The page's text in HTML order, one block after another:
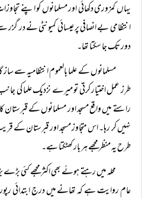
یہاں کمزوری دکھائی اور مسلمانوں کو
انتظامی بے انصافی پر عیسائی کمیونٹی نے در گزر
دور تک جا سکتا تھا۔
مسلمانوں کے علما بالعموم انتظامیہ سے
طرز عمل اختیار کرتی تو میرے نزدیک علما کی
راستے میں واقع مسجد اور مسلمانوں کے قبرستان
نہیں کر رہا۔ اس متجاوز مسجد اور قبرستان کے
طرح یہ منظر مجھے ہر بار کھٹکتا ہے۔
محلہ میں رہتے ہوئے بھی اکثر مجھے کئی
عام روایت ہے کہ تھانے میں درج ابتدائی